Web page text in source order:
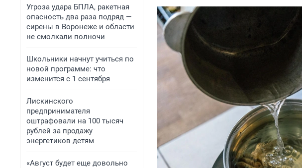
Угроза удара БПЛА, ракетная
опасность два раза подряд —
сирены в Воронеже и области
не смолкали полночи
Школьники начнут учиться по
новой программе: что
изменится с 1 сентября
Лискинского
предпринимателя
оштрафовали на 100 тысяч
рублей за продажу
энергетиков детям
«Август будет еще довольно